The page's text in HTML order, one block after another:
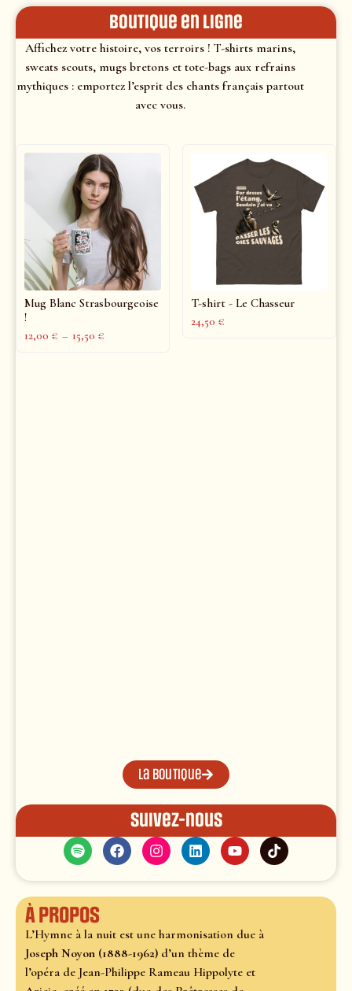
Boutique en ligne
Affichez votre histoire, vos terroirs ! T-shirts marins,
sweats scouts, mugs bretons et tote-bags aux refrains
mythiques : emportez l’esprit des chants français partout
avec vous.
Mug Blanc Strasbourgeoise
!
12,00 € – 15,50 €
T-shirt - Le Chasseur
24,50 €
La boutique
Suivez-nous
À propos
L’Hymne à la nuit est une harmonisation due à
Joseph Noyon (1888-1962) d’un thème de
l’opéra de Jean-Philippe Rameau Hippolyte et